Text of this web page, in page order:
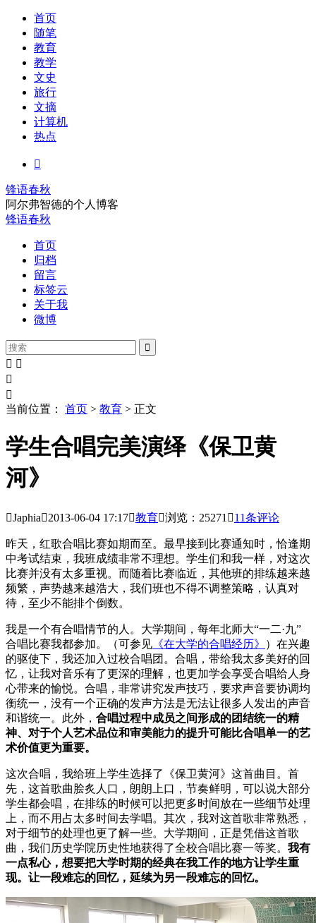
首页
随笔
教育
教学
文史
旅行
文摘
计算机
热点

锋语春秋
阿尔弗智德的个人博客
锋语春秋
首页
归档
留言
标签云
关于我
微博

 


当前位置： 首页 > 教育 > 正文
学生合唱完美演绎《保卫黄
河》
Japhia2013-06-04 17:17教育浏览：25271 11条评论
昨天，红歌合唱比赛如期而至。最早接到比赛通知时，恰逢期
中考试结束，我班成绩非常不理想。学生们和我一样，对这次
比赛并没有太多重视。而随着比赛临近，其他班的排练越来越
频繁，声势越来越浩大，我们班也不得不调整策略，认真对
待，至少不能排个倒数。
我是一个有合唱情节的人。大学期间，每年北师大“一二·九”
合唱比赛我都参加。（可参见 《在大学的合唱经历》
）在兴趣
的驱使下，我还加入过校合唱团。合唱，带给我太多美好的回
忆，让我对音乐有了更深的理解，也更加学会享受合唱给人身
心带来的愉悦。合唱，非常讲究发声技巧，要求声音要协调均
衡统一，没有一个正确的发声方法是无法让很多人发出的声音
和谐统一。此外， 合唱过程中成员之间形成的团结统一的精
神、对于个人艺术品位和审美能力的提升可能比合唱单一的艺
术价值更为重要。
这次合唱，我给班上学生选择了《保卫黄河》这首曲目。首
先，这首歌曲脍炙人口，朗朗上口，节奏鲜明，可以说大部分
学生都会唱，在排练的时候可以把更多时间放在一些细节处理
上，而不用占太多时间去学唱。其次，我对这首歌非常熟悉，
对于细节的处理也更了解一些。大学期间，正是凭借这首歌
曲，我们历史学院历史性地获得了全校合唱比赛一等奖。 我有
一点私心，想要把大学时期的经典在我工作的地方让学生重
现。让一段难忘的回忆，延续为另一段难忘的回忆。